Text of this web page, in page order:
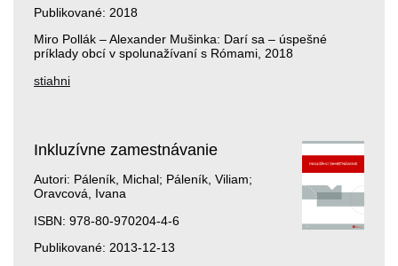
Publikované: 2018
Miro Pollák – Alexander Mušinka: Darí sa – úspešné
príklady obcí v spolunažívaní s Rómami, 2018
stiahni
Inkluzívne zamestnávanie
Autori: Páleník, Michal; Páleník, Viliam;
Oravcová, Ivana
ISBN: 978-80-970204-4-6
Publikované: 2013-12-13